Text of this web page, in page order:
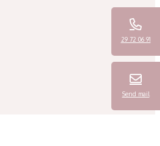
29 72 06 91
Send mail